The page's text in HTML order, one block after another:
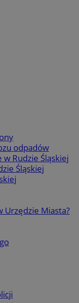
odpadów
Rudzie Śląskiej
Śląskiej
Urzędzie Miasta?